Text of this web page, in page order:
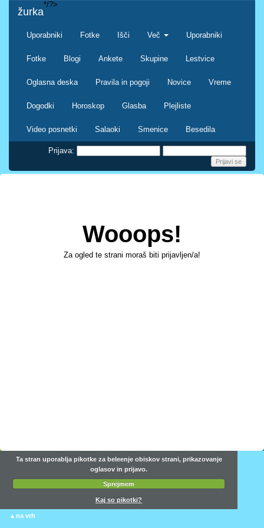
žurka
Uporabniki Fotke Išči Več Uporabniki
Fotke Blogi Ankete Skupine Lestvice
Oglasna deska Pravila in pogoji Novice Vreme
Dogodki Horoskop Glasba Plejliste
Video posnetki Salaoki Smenice Besedila
*/?>
Prijava:
Wooops!
Za ogled te strani moraš biti prijavljen/a!
▴ na vrh
Ta stran uporablja pikotke za beleenje obiskov strani, prikazovanje
oglasov in prijavo.
Sprejmem
Kaj so pikotki?